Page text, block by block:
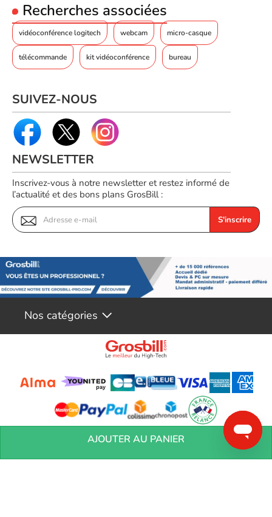
AJOUTER AU PANIER
Recherches associées
vidéoconférence logitech webcam micro-casque
télécommande kit vidéoconférence bureau
SUIVEZ-NOUS
NEWSLETTER
Inscrivez-vous à notre newsletter et restez informé de
l’actualité et des bons plans GrosBill :
S'inscrire
Nos catégories
Conditions générales de réservation Conditions générales de vente
Mentions
Vos informations personnelles Préférences Cookies
Aide &